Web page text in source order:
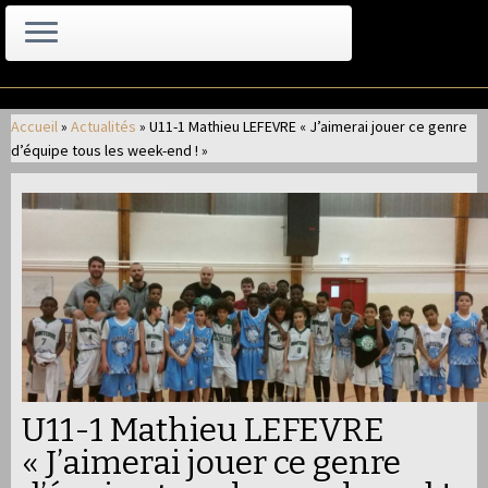
au
contenu
Accueil» Actualités » U11-1 Mathieu LEFEVRE « J’aimerai jouer ce genre
d’équipe tous les week-end ! »
U11-1 Mathieu LEFEVRE
« J’aimerai jouer ce genre